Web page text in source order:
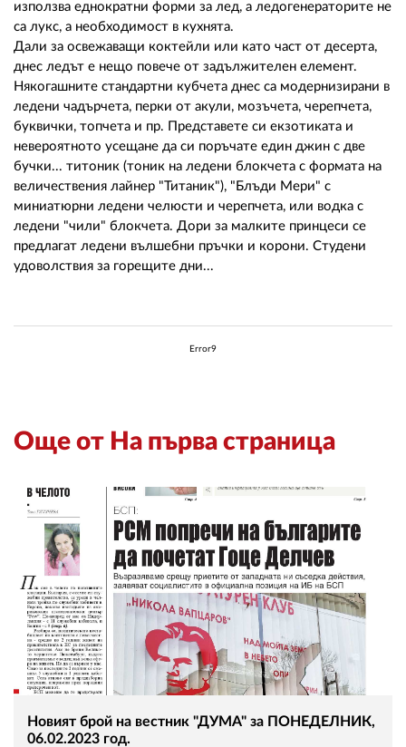
използва еднократни форми за лед, а ледогенераторите не
са лукс, а необходимост в кухнята.
Дали за освежаващи коктейли или като част от десерта,
днес ледът е нещо повече от задължителен елемент.
Някогашните стандартни кубчета днес са модернизирани в
ледени чадърчета, перки от акули, мозъчета, черепчета,
буквички, топчета и пр. Представете си екзотиката и
невероятното усещане да си поръчате един джин с две
бучки... титоник (тоник на ледени блокчета с формата на
величествения лайнер "Титаник"), "Блъди Мери" с
миниатюрни ледени челюсти и черепчета, или водка с
ледени "чили" блокчета. Дори за малките принцеси се
предлагат ледени вълшебни пръчки и корони. Студени
удоволствия за горещите дни...
Error9
Още от На първа страница
Новият брой на вестник "ДУМА" за ПОНЕДЕЛНИК,
06.02.2023 год.